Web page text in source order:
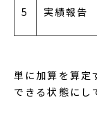
5 実績報告
単に加算を算定
できる状態にし